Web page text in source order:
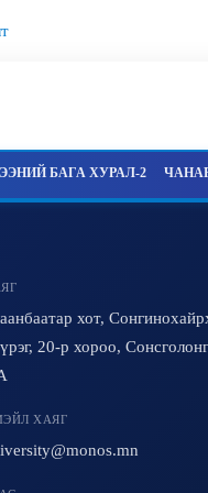
БАГА ХУРАЛ-2
хот,
20-р хороо,
ХАЯГ